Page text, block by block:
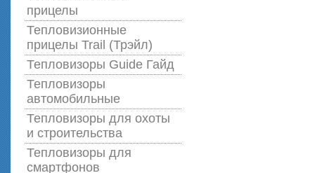
прицелы
Тепловизионные
прицелы Trail (Трэйл)
Тепловизоры Guide Гайд
Тепловизоры
автомобильные
Тепловизоры для охоты
и строительства
Тепловизоры для
смартфонов